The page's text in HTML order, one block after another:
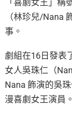
「喜劇女王」
（林珍兒/Nana
事。
劇組在16日發表
女人吳珠仁（
Nana 飾演的吳
漫喜劇女王演員。